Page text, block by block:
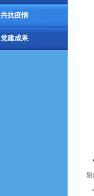
共抗疫情
党建成果
阻